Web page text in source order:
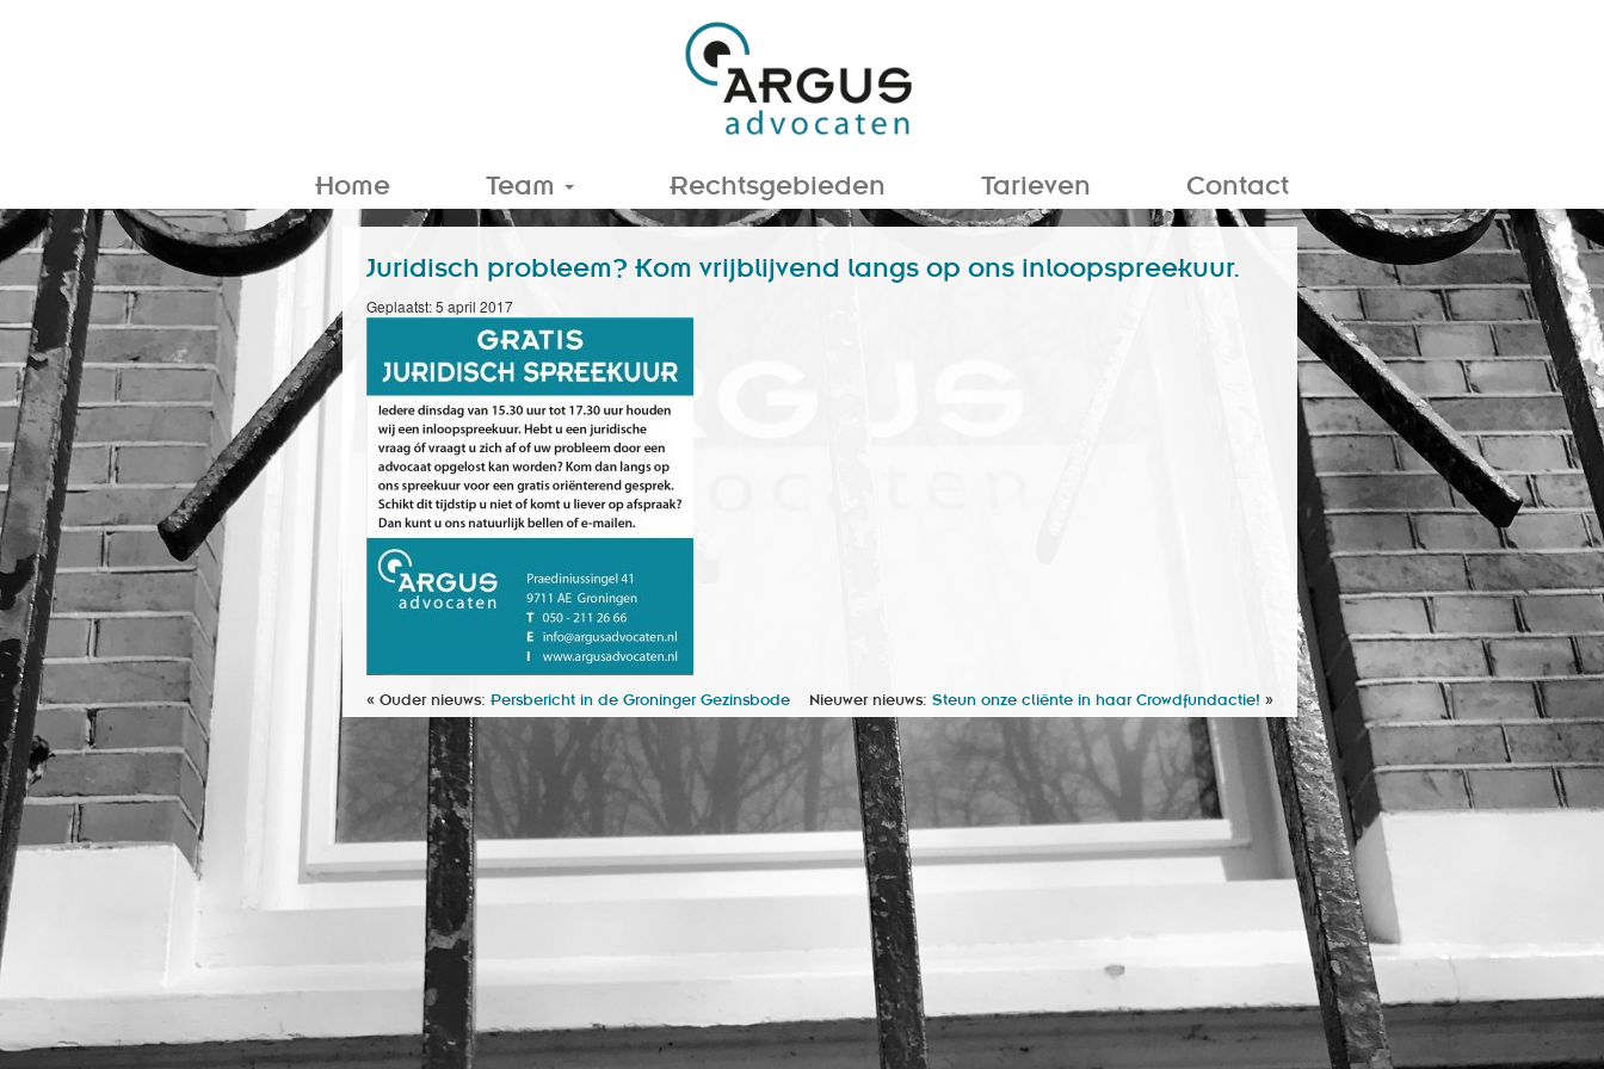
Home Team Rechtsgebieden Tarieven Contact
Juridisch probleem? Kom vrijblijvend langs op ons inloopspreekuur.
Geplaatst: 5 april 2017
« Ouder nieuws: Persbericht in de Groninger Gezinsbode Nieuwer nieuws: Steun onze cliënte in haar Crowdfundactie! »